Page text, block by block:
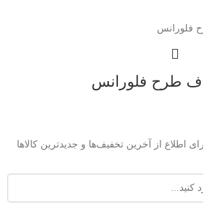
طرح فلورانس
اطلاع از آخرین تخفیف‌ها و جدیدترین کالاها